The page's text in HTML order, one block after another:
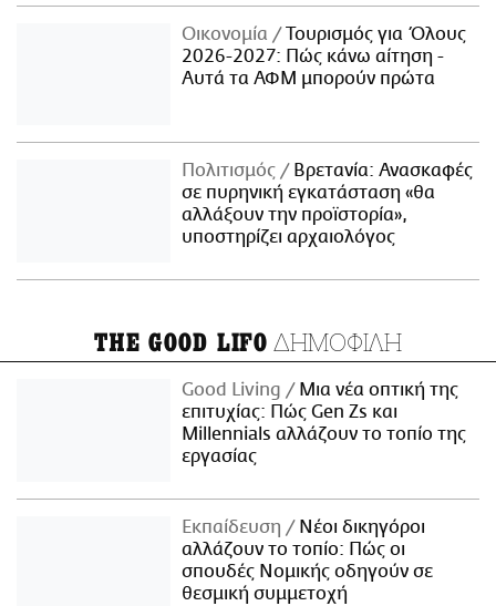
Οικονομία
Τουρισμός για Όλους
2026-2027: Πώς κάνω αίτηση -
Αυτά τα ΑΦΜ μπορούν πρώτα
Πολιτισμός
Βρετανία: Ανασκαφές
σε πυρηνική εγκατάσταση «θα
αλλάξουν την προϊστορία»,
υποστηρίζει αρχαιολόγος
THE GOOD LIFO ΔΗΜΟΦΙΛΗ
Good Living
Μια νέα οπτική της
επιτυχίας: Πώς Gen Zs και
Millennials αλλάζουν το τοπίο της
εργασίας
Εκπαίδευση
Νέοι δικηγόροι
αλλάζουν το τοπίο: Πώς οι
σπουδές Νομικής οδηγούν σε
θεσμική συμμετοχή